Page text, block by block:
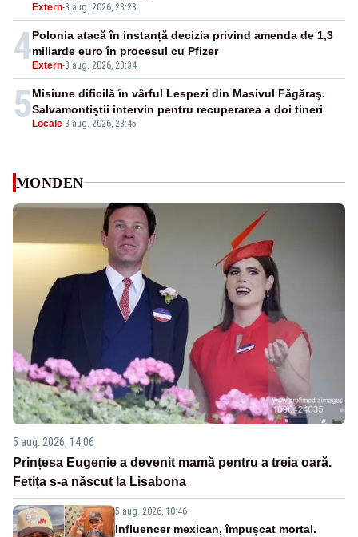
Extern-3 aug. 2026, 23:28
4Extern-3 aug. 2026, 23:34
Polonia atacă în instanță decizia privind amenda de 1,3
miliarde euro în procesul cu Pfizer
5Locale-3 aug. 2026, 23:45
Misiune dificilă în vârful Lespezi din Masivul Făgăraş.
Salvamontiștii intervin pentru recuperarea a doi tineri
MONDEN
5 aug. 2026, 14:06
Prințesa Eugenie a devenit mamă pentru a treia oară.
Fetița s-a născut la Lisabona
5 aug. 2026, 10:46
Influencer mexican, împușcat mortal.